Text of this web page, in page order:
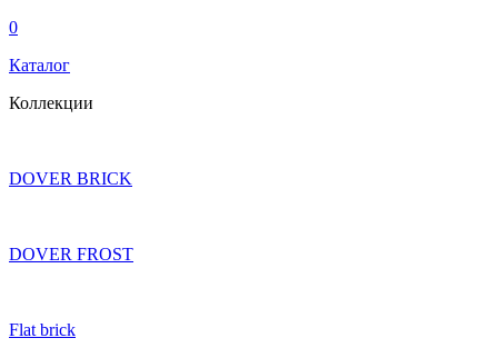
0
Каталог
Коллекции
DOVER BRICK
DOVER FROST
Flat brick